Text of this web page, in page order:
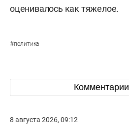
оценивалось как тяжелое.
#политика
Комментарии
8 августа 2026, 09:12